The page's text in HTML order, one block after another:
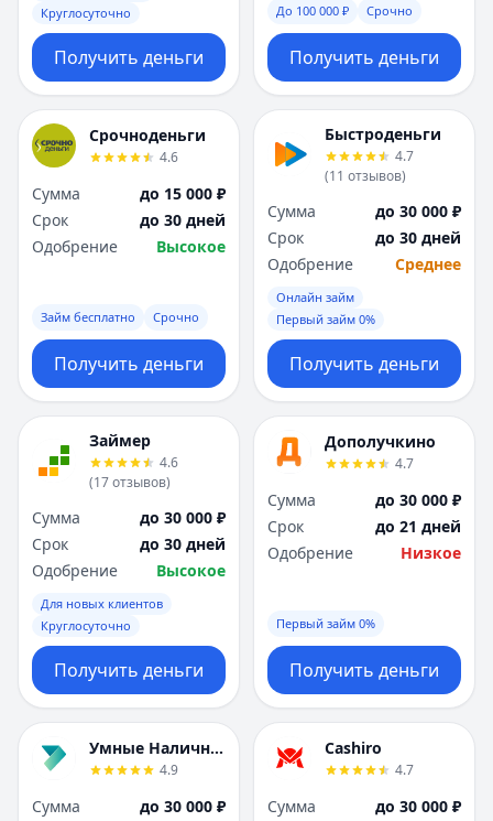
Тольятти
Томск
Тула
Тюмень
У
Ульяновск
Хабаровск
Ч
Чебоксары
Челябинск
Чита
Я
Ярославль
Вся Россия
Тольятти
Томск
Тула
Тюмень
У
Ульяновск
Хабаровск
Ч
Чебоксары
Челябинск
Чита
Я
Ярославль
Вся Россия
Круглосуточно
Получить деньги
До 100 000 ₽ Срочно
Получить деньги
Срочноденьги
4.6
Сумма
до 15 000 ₽
Срок
до 30 дней
Одобрение
Высокое
Займ бесплатно Срочно
Получить деньги
Быстроденьги
4.7
(11 отзывов)
Сумма
до 30 000 ₽
Срок
до 30 дней
Одобрение
Среднее
Онлайн займ
Первый займ 0%
Получить деньги
Займер
4.6
(17отзывов)
Сумма
до 30 000 ₽
Срок
до 30 дней
Одобрение
Высокое
Для новых клиентов
Круглосуточно
Получить деньги
Дополучкино
4.7
Сумма
до 30 000 ₽
Срок
до 21 дней
Одобрение
Низкое
Первый займ 0%
Получить деньги
Умные Наличные
4.9
Сумма
до 30 000 ₽
Cashiro
4.7
Сумма
до 30 000 ₽